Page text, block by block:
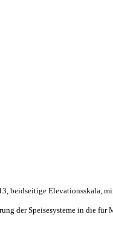
Elevationsskala,
der Speisesysteme in die